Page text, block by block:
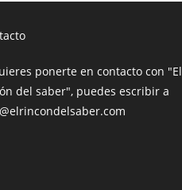
ponerte en contacto con "El
del saber", puedes escribir a